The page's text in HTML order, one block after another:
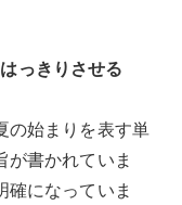
っきりさせる
の始まりを表す単
が書かれていま
確になっていま